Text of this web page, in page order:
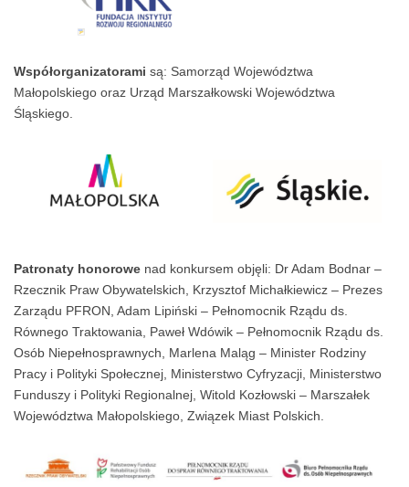
Współorganizatorami są: Samorząd Województwa
Małopolskiego oraz Urząd Marszałkowski Województwa
Śląskiego.
Patronaty honorowe nad konkursem objęli: Dr Adam Bodnar –
Rzecznik Praw Obywatelskich, Krzysztof Michałkiewicz – Prezes
Zarządu PFRON, Adam Lipiński – Pełnomocnik Rządu ds.
Równego Traktowania, Paweł Wdówik – Pełnomocnik Rządu ds.
Osób Niepełnosprawnych, Marlena Maląg – Minister Rodziny
Pracy i Polityki Społecznej, Ministerstwo Cyfryzacji, Ministerstwo
Funduszy i Polityki Regionalnej, Witold Kozłowski – Marszałek
Województwa Małopolskiego, Związek Miast Polskich.